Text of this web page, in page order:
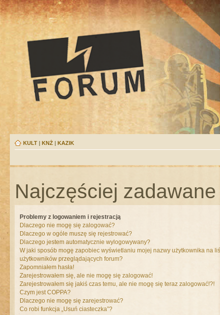
KULT | KNŻ | KAZIK
Najczęściej
Problemy z logowaniem i rejestracją
Dlaczego nie mogę się zalogować?
Dlaczego w ogóle muszę się rejestrować?
Dlaczego jestem automatycznie wylogowywany?
W jaki sposób mogę zapobiec wyświetlaniu mojej nazwy użytkownika na
użytkowników przeglądających forum?
Zapomniałem hasła!
Zarejestrowałem się, ale nie mogę się zalogować!
Zarejestrowałem się jakiś czas temu, ale nie mogę się teraz zalogować!?!
Czym jest COPPA?
Dlaczego nie mogę się zarejestrować?
Co robi funkcja „Usuń ciasteczka”?